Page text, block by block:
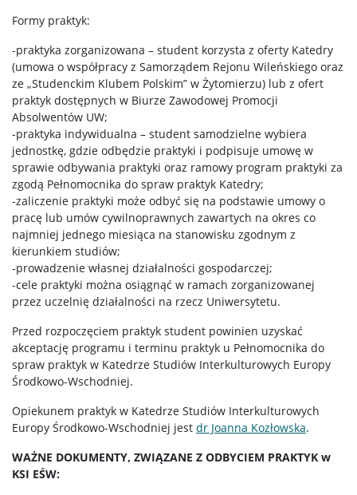
Formy praktyk:
-praktyka zorganizowana – student korzysta z oferty Katedry
(umowa o współpracy z Samorządem Rejonu Wileńskiego oraz
ze „Studenckim Klubem Polskim” w Żytomierzu) lub z ofert
praktyk dostępnych w Biurze Zawodowej Promocji
Absolwentów UW;
-praktyka indywidualna – student samodzielne wybiera
jednostkę, gdzie odbędzie praktyki i podpisuje umowę w
sprawie odbywania praktyki oraz ramowy program praktyki za
zgodą Pełnomocnika do spraw praktyk Katedry;
-zaliczenie praktyki może odbyć się na podstawie umowy o
pracę lub umów cywilnoprawnych zawartych na okres co
najmniej jednego miesiąca na stanowisku zgodnym z
kierunkiem studiów;
-prowadzenie własnej działalności gospodarczej;
-cele praktyki można osiągnąć w ramach zorganizowanej
przez uczelnię działalności na rzecz Uniwersytetu.
Przed rozpoczęciem praktyk student powinien uzyskać
akceptację programu i terminu praktyk u Pełnomocnika do
spraw praktyk w Katedrze Studiów Interkulturowych Europy
Środkowo-Wschodniej.
Opiekunem praktyk w Katedrze Studiów Interkulturowych
Europy Środkowo-Wschodniej jest dr Joanna Kozłowska.
WAŻNE DOKUMENTY, ZWIĄZANE Z ODBYCIEM PRAKTYK w
KSI EŚW: